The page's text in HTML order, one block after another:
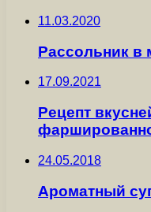
11.03.2020
Рассольник в
17.09.2021
Рецепт
24.05.2018
Ароматный